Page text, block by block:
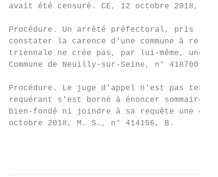
avait été censuré. CE, 12 octobre 2018,
Procédure. Un arrêté préfectoral, pris sur
constater la carence d'une commune à
triennale ne crée pas, par lui-même, une
Commune de Neuilly-sur-Seine, n° 418700, B.
Procédure. Le juge d'appel n'est pas tenu
requérant s'est borné à énoncer
bien-fondé ni joindre à sa requête une
octobre 2018, M. S…, n° 414156, B.